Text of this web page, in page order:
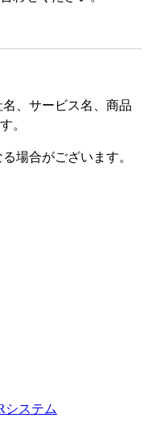
、サービス名、商品
。
場合がございます。
ステム